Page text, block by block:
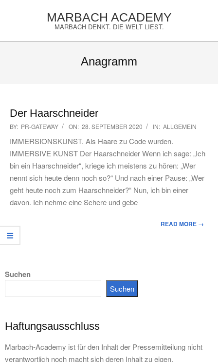
MARBACH ACADEMY
MARBACH DENKT. DIE WELT LIEST.
Anagramm
Der Haarschneider
2020-
09-
28
BY: PR-GATEWAY ON: 28. SEPTEMBER 2020 IN: ALLGEMEIN
IMMERSIONSKUNST. Als Haare zu Code wurden.
IMMERSIVE KUNST Der Haarschneider Wenn ich sage: „Ich
bin ein Haarschneider“, kriege ich meistens zu hören: „Wer
nennt sich heute denn noch so?“ Und nach einer Pause: „Wer
geht heute noch zum Haarschneider?“ Nun, ich bin einer
davon. Ich nehme eine Schere und gebe
READ MORE →
Suchen
Suchen
Haftungsausschluss
Marbach-Academy ist für den Inhalt der Pressemitteilung nicht
verantwortlich noch macht sich deren Inhalt zu eigen.